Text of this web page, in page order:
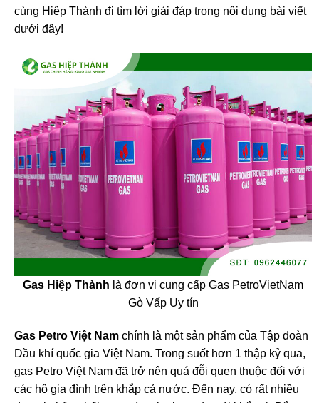
cùng Hiệp Thành đi tìm lời giải đáp trong nội dung bài viết
dưới đây!
Gas Hiệp Thành là đơn vị cung cấp Gas PetroVietNam
Gò Vấp Uy tín
Gas Petro Việt Nam chính là một sản phẩm của Tập đoàn
Dầu khí quốc gia Việt Nam. Trong suốt hơn 1 thập kỷ qua,
gas Petro Việt Nam đã trở nên quá đỗi quen thuộc đối với
các hộ gia đình trên khắp cả nước. Đến nay, có rất nhiều